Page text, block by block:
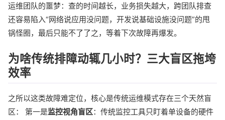
运维团队的噩梦：查的时间越长，业务损失越大，跨团队排查
还容易陷入“网络说应用没问题，开发说基础设施没问题”的甩
锅怪圈，最后只能不了了之，等着下次故障再爆发。
为啥传统排障动辄几小时？三大盲区拖垮
效率
之所以这类故障难定位，核心是传统运维模式存在三个天然盲
区： 第一是监控视角盲区：传统监控工具只盯着单设备的硬件